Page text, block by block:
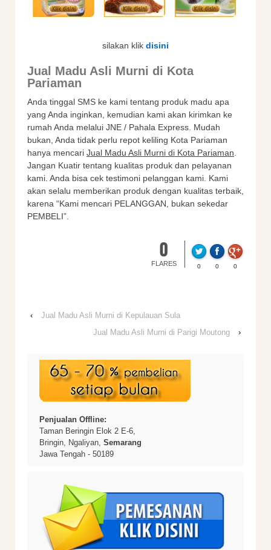
silakan klik disini
Jual Madu Asli Murni di Kota
Pariaman
Anda tinggal SMS ke kami tentang produk madu apa
yang Anda inginkan, kemudian kami akan kirimkan ke
rumah Anda melalui JNE / Pahala Express. Mudah
bukan, Anda tidak perlu repot keliling Kota Pariaman
hanya mencari Jual Madu Asli Murni di Kota Pariaman
Jangan Kuatir tentang kualitas produk dan pelayanan
kami. Anda bisa cek testimoni pelanggan kami. Kami
akan selalu memberikan produk dengan kualitas terbaik,
karena “Kami mencari PELANGGAN, bukan sekedar
PEMBELI”.
0
FLARES 0 0 0
‹
Jual Madu Asli Murni di Kepulauan Sula
Jual Madu Asli Murni di Parigi Moutong
›
Penjualan Offline:
Taman Beringin Elok 2 E-6,
Bringin, Ngaliyan, Semarang
Jawa Tengah - 50189